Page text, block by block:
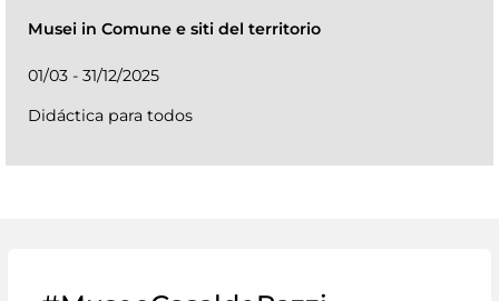
Musei in Comune e siti del territorio
01/03 - 31/12/2025
Didáctica para todos